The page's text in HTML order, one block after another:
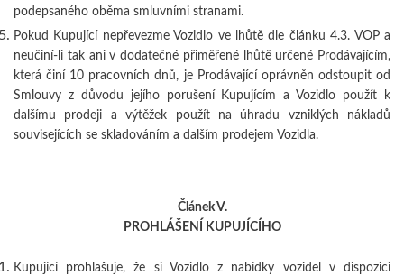
podepsaného oběma smluvními stranami.
Pokud Kupující nepřevezme Vozidlo ve lhůtě dle článku 4.3. VOP a
neučiní-li tak ani v dodatečné přiměřené lhůtě určené Prodávajícím,
která činí 10 pracovních dnů, je Prodávající oprávněn odstoupit od
Smlouvy z důvodu jejího porušení Kupujícím a Vozidlo použít k
dalšímu prodeji a výtěžek použít na úhradu vzniklých nákladů
souvisejících se skladováním a dalším prodejem Vozidla.
Článek V.
PROHLÁŠENÍ KUPUJÍCÍHO
Kupující prohlašuje, že si Vozidlo z nabídky vozidel v dispozici